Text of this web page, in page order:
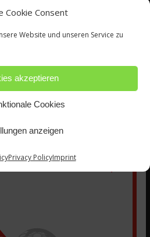
Cookie Consent
Website und unseren Service zu
akzeptieren
Cookies
anzeigen
Privacy PolicyImprint